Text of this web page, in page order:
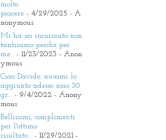
molto
piacere - 4/29/2025 - A
nonymous
Mi ha sei incuriosito non
tantissimo perché per
me... - 11/23/2023 - Anon
ymous
Ciao Davide, scusami lo
aggiunto adesso sono 30
gr... - 9/4/2022 - Anony
mous
Bellissimi, complimenti
per l'ottimo
risultato... - 11/29/2021-